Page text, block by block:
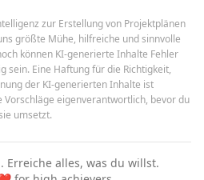
zur Erstellung von Projektplänen
größte Mühe, hilfreiche und sinnvolle
können KI-generierte Inhalte Fehler
sein. Eine Haftung für die Richtigkeit,
der KI-generierten Inhalte ist
eigenverantwortlich, bevor du
umsetzt.
Erreiche alles, was du willst.